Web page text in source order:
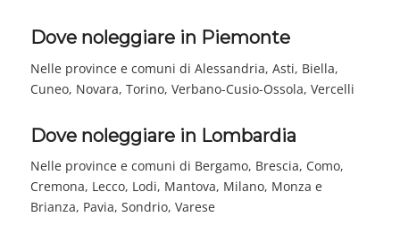
Dove noleggiare in Piemonte
Nelle province e comuni di Alessandria, Asti, Biella,
Cuneo, Novara, Torino, Verbano-Cusio-Ossola, Vercelli
Dove noleggiare in Lombardia
Nelle province e comuni di Bergamo, Brescia, Como,
Cremona, Lecco, Lodi, Mantova, Milano, Monza e
Brianza, Pavia, Sondrio, Varese